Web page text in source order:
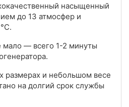
насыщенный
до 13 атмосфер и
мало — всего 1-2 минуты
размерах и небольшом весе
на долгий срок службы